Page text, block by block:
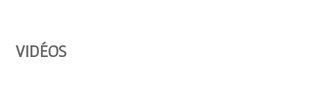
VIDÉOS